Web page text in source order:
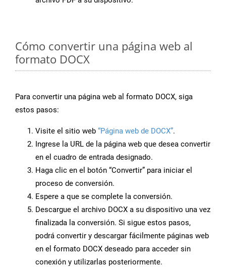
Cómo convertir una página web al
formato DOCX
Para convertir una página web al formato DOCX, siga
estos pasos:
Visite el sitio web “Página web de DOCX”.
Ingrese la URL de la página web que desea convertir
en el cuadro de entrada designado.
Haga clic en el botón “Convertir” para iniciar el
proceso de conversión.
Espere a que se complete la conversión.
Descargue el archivo DOCX a su dispositivo una vez
finalizada la conversión. Si sigue estos pasos,
podrá convertir y descargar fácilmente páginas web
en el formato DOCX deseado para acceder sin
conexión y utilizarlas posteriormente.